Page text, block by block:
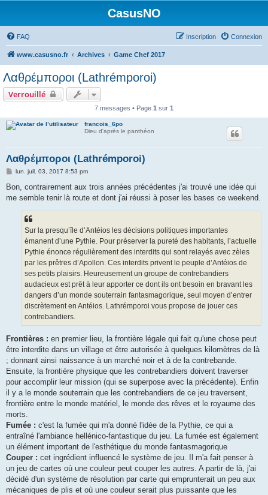
CasusNO
FAQ Connexion
Inscription
www.casusno.fr Archives Game Chef 2017
Λαθρέμποροι (Lathrémporoi)
Verrouillé
7 messages • Page 1 sur 1
francois_6po
Dieu d'après le panthéon
Λαθρέμποροι (Lathrémporoi)
M
s
a
lun. juil. 03, 2017 8:53 pm
Bon, contrairement aux trois années précédentes j'ai trouvé une idée qui
me semble tenir là route et dont j'ai réussi à poser les bases ce weekend.
Sur la presqu’île d’Antéios les décisions politiques importantes
émanent d’une Pythie. Pour préserver la pureté des habitants, l’actuelle
Pythie énonce régulièrement des interdits qui sont relayés avec zèles
par les prêtres d’Apollon. Ces interdits privent le peuple d’Antéios de
ses petits plaisirs. Heureusement un groupe de contrebandiers
audacieux est prêt à leur apporter ce dont ils ont besoin en bravant les
dangers d’un monde souterrain fantasmagorique, seul moyen d’entrer
discrètement en Antéios. Lathrémporoi vous propose de jouer ces
contrebandiers.
Frontières : en premier lieu, la frontière légale qui fait qu'une chose peut
être interdite dans un village et être autorisée à quelques kilomètres de là
; donnant ainsi naissance à un marché noir et à de la contrebande.
Ensuite, la frontière physique que les contrebandiers doivent traverser
pour accomplir leur mission (qui se superpose avec la précédente). Enfin
il y a le monde souterrain que les contrebandiers de ce jeu traversent,
frontière entre le monde matériel, le monde des rêves et le royaume des
morts.
Fumée : c'est la fumée qui m'a donné l'idée de la Pythie, ce qui a
entraîné l'ambiance hellénico-fantastique du jeu. La fumée est également
un élément important de l'esthétique du monde fantasmagorique
Couper : cet ingrédient influencé le système de jeu. Il m'a fait penser à
un jeu de cartes où une couleur peut couper les autres. A partir de là, j'ai
décidé d'un système de résolution par carte qui emprunterait un peu aux
mécaniques de plis et où une couleur serait plus puissante que les